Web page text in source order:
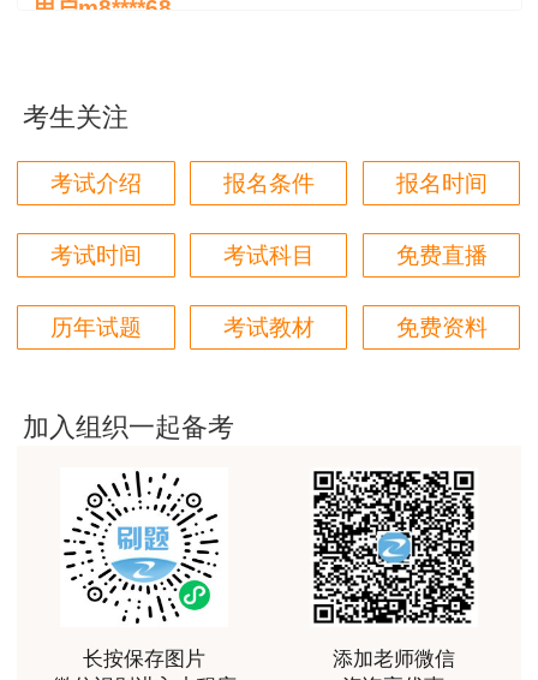
好
用户m6****66
好
用户m6****66
用户m6****68
用户m7****66
好好 好 好 好真好
用户Fa****56
认真听完，自己理解，老师确实讲的很好
用户xj****ra
考生关注
考试介绍 报名条件 报名时间
考试时间 考试科目 免费直播
历年试题 考试教材 免费资料
加入组织一起备考
长按保存图片
添加老师微信